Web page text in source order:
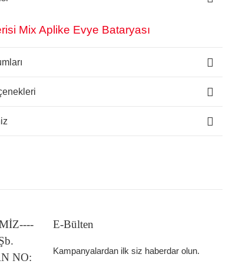
Mix Aplike Evye Bataryası
NO:
E-Bülten
Kampanyalardan ilk siz haberdar olun.